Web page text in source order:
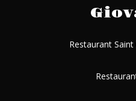
Restaurant